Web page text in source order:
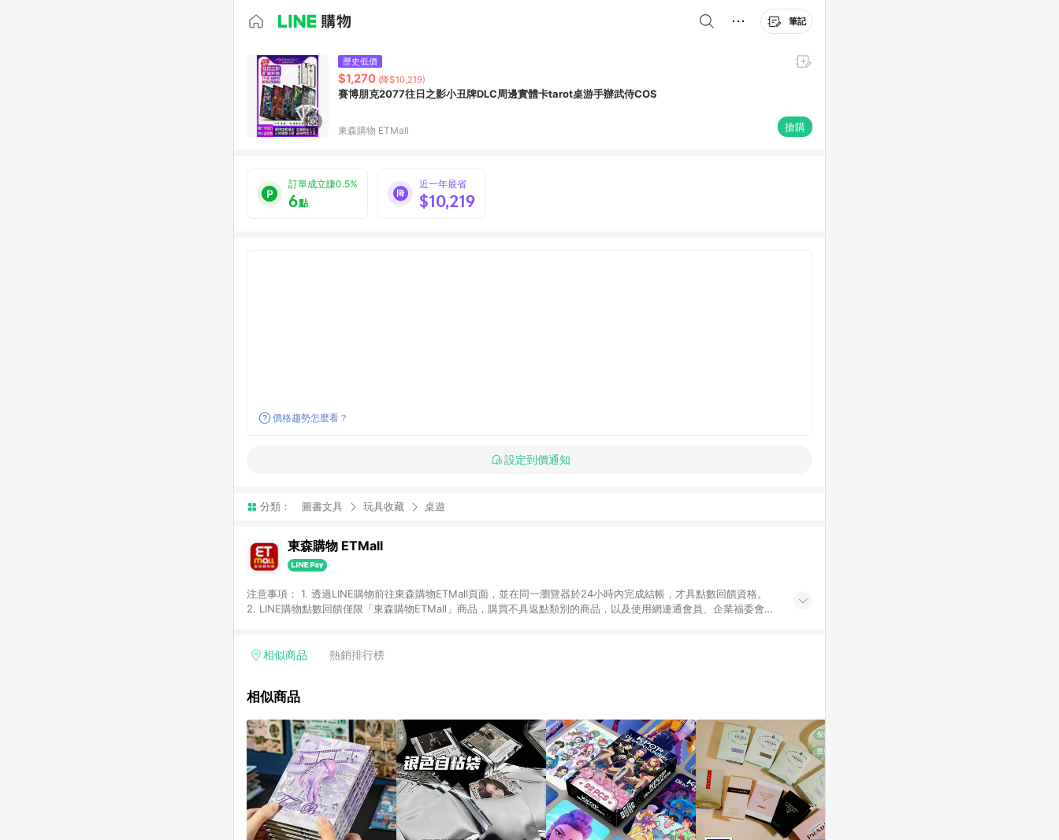
筆記
歷史低價
$1,270 (降$10,219)
賽博朋克2077往日之影小丑牌DLC周邊實體卡tarot桌游手辦武侍COS
東森購物 ETMall 搶購
訂單成立賺0.5%
6點
近一年最省
$10,219
價格趨勢怎麼看？
設定到價通知
分類： 圖書文具 玩具收藏 桌遊
東森購物 ETMall
注意事項： 1. 透過LINE購物前往東森購物ETMall頁面，並在同一瀏覽器於24小時內完成結帳，才具點數回饋資格。
2. LINE購物點數回饋僅限「東森購物ETMall」商品，購買不具返點類別的商品，以及使用網連通會員、企業福委會員
「草莓網」全館商品。 4. 如取消訂單、退貨、退款或購物中登出東森購物ETMall，將無法獲得點數回饋。 5. 點數回
面顯示為準。 7. LINE購物設有「單一商品最高回饋點數」機制(特殊活動時開放「回饋無上限」)，以同一訂單中同一
品資料更新會有時間差，如顯示之商品規格、顏色、價位、贈品與東森購物ETMall銷售網頁不符，以銷售網頁標示為
準。 9. 若有贈點爭議，請務必於訂單日期+180天以內至LINE購物客服洽詢；若超過180天(含)以上進行申訴，恕無法
贈點回饋。 10. 部分點數紅包僅限指定商品使用，或不適用於無回饋商品。各點數紅包之適用商品與使用條件請依點數
紅包頁面規則為準。
相似商品 熱銷排行榜
相似商品